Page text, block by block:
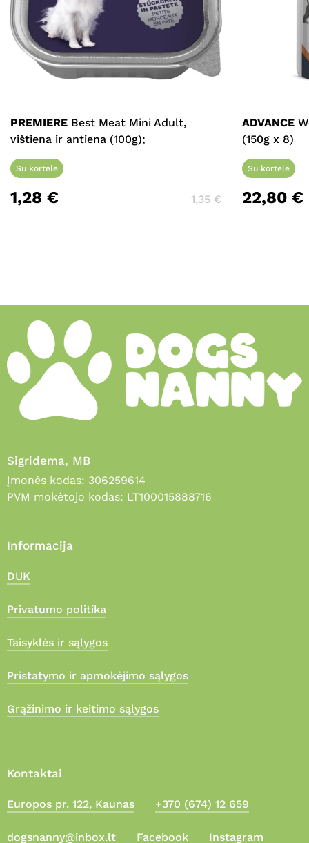
Suma:
PREMIERE Best Meat Mini Adult,
vištiena ir antiena (100g);
Su kortele
1,28 € 1,35€
ADVANCE
(150g x 8)
Su kortele
22,80 €
Sigridema, MB
Įmonės kodas: 306259614
PVM mokėtojo kodas: LT100015888716
Informacija
DUK
Privatumo politika
Taisyklės ir sąlygos
Pristatymo ir apmokėjimo sąlygos
Grąžinimo ir keitimo sąlygos
Kontaktai
Europos pr. 122, Kaunas +370 (674) 12 659
dogsnanny@inbox.lt Facebook Instagram